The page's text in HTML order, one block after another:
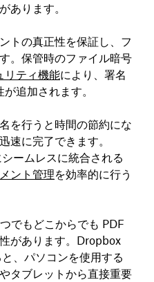
あります。
トの真正性を保証し、フ
。保管時のファイル暗号
リティ機能により、署名
追加されます。
を行うと時間の節約にな
速に完了できます。
ームレスに統合される
ント管理を効率的に行う
でもどこからでも PDF
があります。Dropbox
、パソコンを使用する
タブレットから直接重要